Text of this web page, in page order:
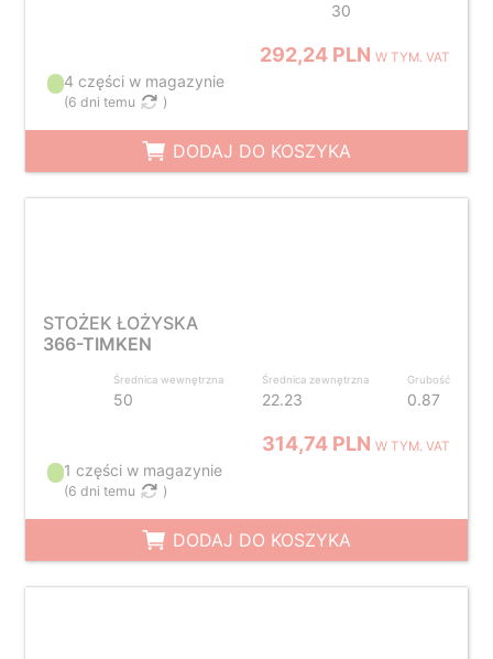
30
292,24 PLNW TYM. VAT
4 części w magazynie
(6 dni temu )
DODAJ DO KOSZYKA
STOŻEK ŁOŻYSKA
366-TIMKEN
Średnica wewnętrzna
50
Średnica zewnętrzna
22.23
Grubość
0.87
314,74 PLNW TYM. VAT
1 części w magazynie
(6 dni temu )
DODAJ DO KOSZYKA